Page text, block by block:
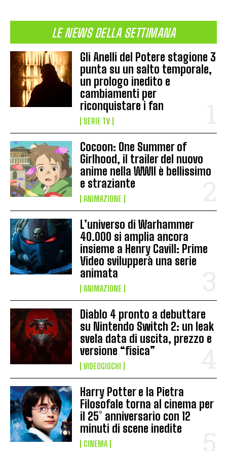
LE NEWS DELLA SETTIMANA
Gli Anelli del Potere stagione 3
punta su un salto temporale,
un prologo inedito e
cambiamenti per
riconquistare i fan
SERIE TV
Cocoon: One Summer of
Girlhood, il trailer del nuovo
anime nella WWII è bellissimo
e straziante
ANIMAZIONE
L’universo di Warhammer
40.000 si amplia ancora
insieme a Henry Cavill: Prime
Video svilupperà una serie
animata
ANIMAZIONE
Diablo 4 pronto a debuttare
su Nintendo Switch 2: un leak
svela data di uscita, prezzo e
versione “fisica”
VIDEOGIOCHI
Harry Potter e la Pietra
Filosofale torna al cinema per
il 25° anniversario con 12
minuti di scene inedite
CINEMA